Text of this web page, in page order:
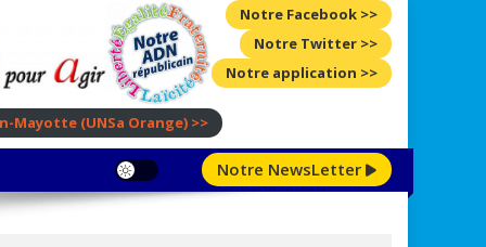
Notre Facebook >>
Notre Twitter >>
Notre application >>
Mayotte (UNSa Orange) >>
Notre NewsLetter